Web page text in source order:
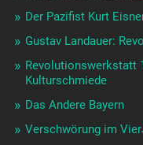
Der Pazifist Kurt
Gustav Landauer:
Revolutionswerkstatt
Kulturschmiede
Das Andere Bayern
Verschwörung im